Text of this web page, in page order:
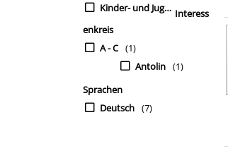
Kinder- und Jugendbü
Interess
enkreis
A - C (1)
Antolin (1)
Sprachen
Deutsch (7)